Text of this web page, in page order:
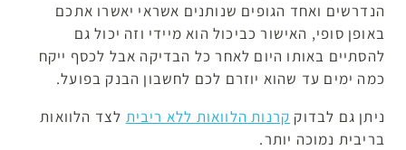
הנדרשים ואחד הגופים שנותנים אשראי יאשרו אתכם
באופן סופי, האישור כביכול הוא מיידי וזה יכול גם
להסתיים באותו היום לאחר כל הבדיקה אבל לכסף ייקח
כמה ימים עד שהוא יוזרם לכם לחשבון הבנק בפועל.
ניתן גם לבדוק קרנות הלוואות ללא ריבית לצד הלוואות
בריבית נמוכה יותר.